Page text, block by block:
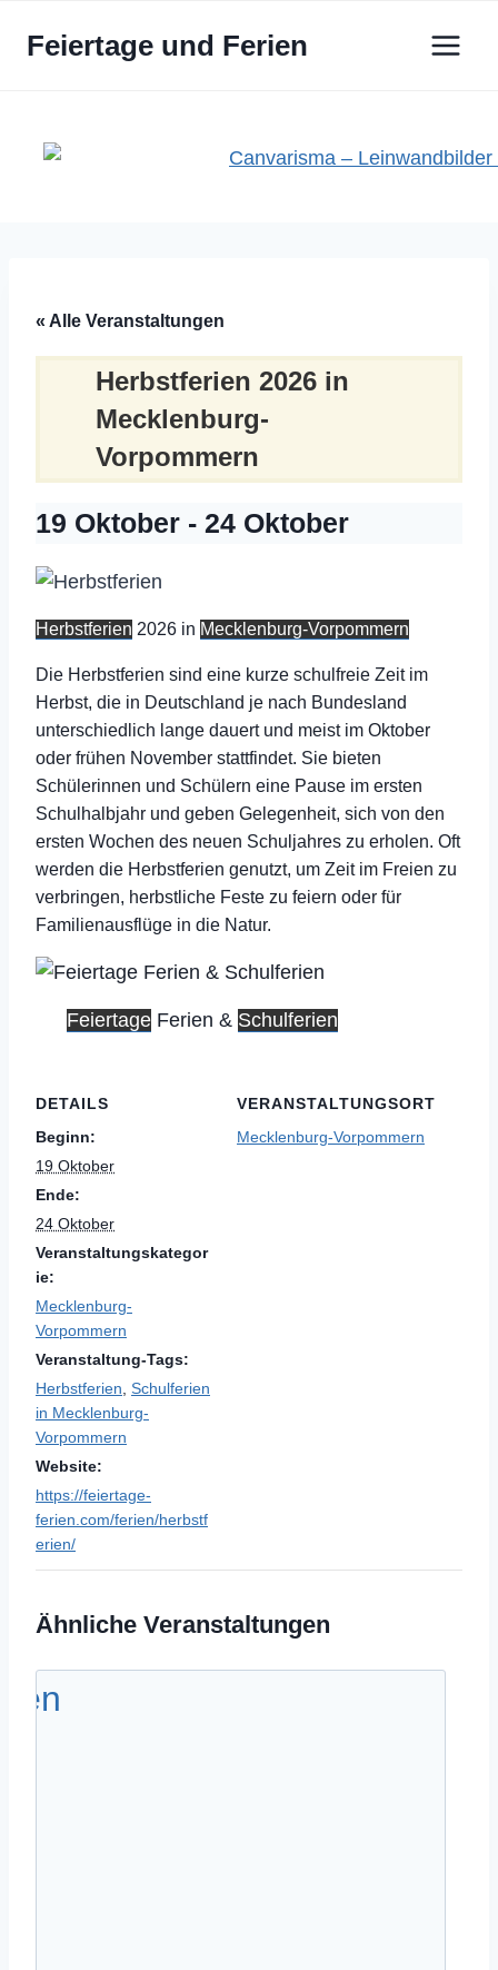
InhaltFeiertage und Ferien
« Alle Veranstaltungen
Herbstferien 2026 in
Mecklenburg-
Vorpommern
19 Oktober - 24 Oktober
Herbstferien 2026 in Mecklenburg-Vorpommern
Die Herbstferien sind eine kurze schulfreie Zeit im
Herbst, die in Deutschland je nach Bundesland
unterschiedlich lange dauert und meist im Oktober
oder frühen November stattfindet. Sie bieten
Schülerinnen und Schülern eine Pause im ersten
Schulhalbjahr und geben Gelegenheit, sich von den
ersten Wochen des neuen Schuljahres zu erholen. Oft
werden die Herbstferien genutzt, um Zeit im Freien zu
verbringen, herbstliche Feste zu feiern oder für
Familienausflüge in die Natur.
Feiertage Ferien & Schulferien
DETAILS
Beginn:
19 Oktober
Ende:
24 Oktober
Veranstaltungskategor
ie:
Mecklenburg-
Vorpommern
Veranstaltung-Tags:
Herbstferien Schulferien
in Mecklenburg-
Vorpommern
Website:
https://feiertage-
ferien.com/ferien/herbstf
erien/
VERANSTALTUNGSORT
Mecklenburg-Vorpommern
Ähnliche Veranstaltungen